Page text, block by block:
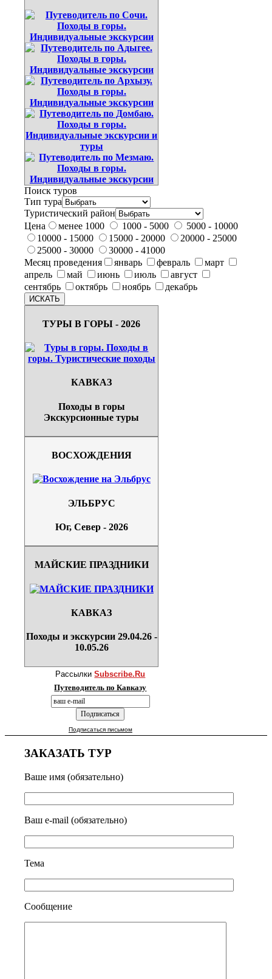
Поиск туров
Тип тура
Туристический район
Цена
менее 1000 1000 - 5000
5000 - 10000
10000 - 15000
15000 - 20000
20000 - 25000
25000 - 30000
30000 - 41000
Месяц проведения
январь февраль
март
апрель
май июнь июль
август
сентябрь
октябрь ноябрь декабрь
ТУРЫ В ГОРЫ - 2026
КАВКАЗ
Походы в горы
Экскурсионные туры
ВОСХОЖДЕНИЯ
ЭЛЬБРУС
Юг, Север - 2026
МАЙСКИЕ ПРАЗДНИКИ
КАВКАЗ
Походы и экскурсии 29.04.26 -
10.05.26
РассылкиSubscribe.Ru
Путеводитель по Кавказу
Подписаться письмом
ЗАКАЗАТЬ ТУР
Ваше имя (обязательно)
Ваш e-mail (обязательно)
Тема
Сообщение